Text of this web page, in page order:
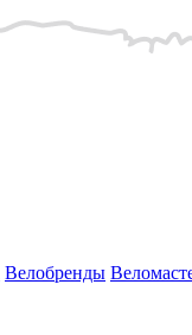
Велобренды